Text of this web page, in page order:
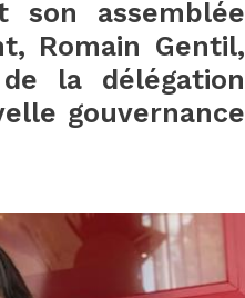
son assemblée
Romain Gentil,
la délégation
gouvernance